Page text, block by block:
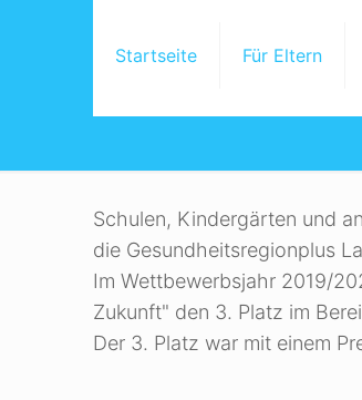
Startseite Für Eltern
Schulen, Kindergärten und
die Gesundheitsregionplus
Im Wettbewerbsjahr 2019/
Zukunft" den 3. Platz im
Der 3. Platz war mit einem